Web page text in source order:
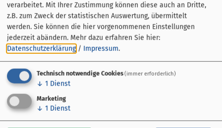
Treffpunkt:Brauhaus Faust
Preis: € 12,90 pro Person
Dauer:ca. 90 Minuten
Anmeldung unter Tel.: 09371-971 348 erforderlich.
Alle Informationen finden Sie auf:
www.miltenberg.info/miltenberg14uhr
verarbeitet. Mit Ihrer Zustimmung können diese auch an Dritte,
z.B. zum Zweck der statistischen Auswertung, übermittelt
werden. Sie können die hier vorgenommenen Einstellungen
jederzeit abändern. Mehr dazu erfahren Sie hier:
Datenschutzerklärung / Impressum.
Technisch notwendige Cookies(immer erforderlich)
↓ 1 Dienst
Marketing
↓ 1 Dienst